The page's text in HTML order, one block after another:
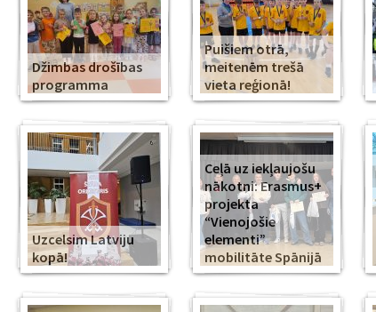
Džimbas drošības
programma
Puišiem otrā,
meitenēm trešā
vieta reģionā!
Uzcelsim Latviju
kopā!
Ceļā uz iekļaujošu
nākotni: Erasmus+
projekta
“Vienojošie
elementi”
mobilitāte Spānijā